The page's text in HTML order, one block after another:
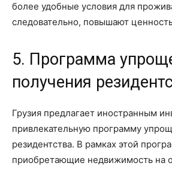
более удобные условия для
следовательно, повышают
5. Программа
получения
Грузия предлагает иностранным
привлекательную программу
резидентства. В рамках этой
приобретающие недвижимость на